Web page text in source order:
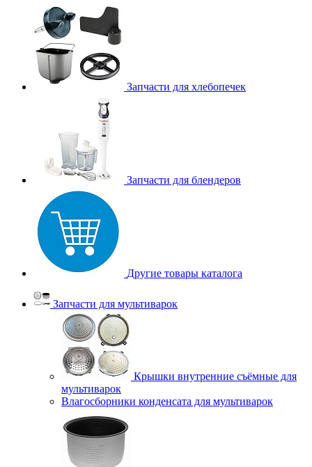
Запчасти для хлебопечек
Запчасти для блендеров
Другие товары каталога
Запчасти для мультиварок
Крышки внутренние съёмные для
мультиварок
Влагосборники конденсата для мультиварок